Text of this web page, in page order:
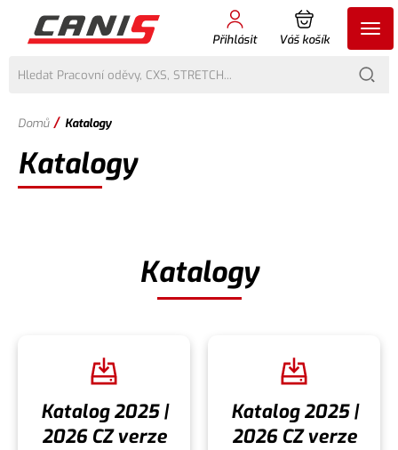
Přihlásit Váš košík
Domů / Katalogy
Katalogy
Katalogy
Katalog 2025 |
2026 CZ verze
Katalog 2025 |
2026 CZ verze